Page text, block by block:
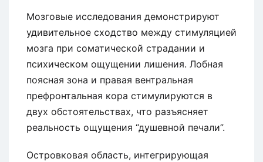
Мозговые исследования демонстрируют
удивительное сходство между стимуляцией
мозга при соматической страдании и
психическом ощущении лишения. Лобная
поясная зона и правая вентральная
префронтальная кора стимулируются в
двух обстоятельствах, что разъясняет
реальность ощущения “душевной печали”.
Островковая область, интегрирующая